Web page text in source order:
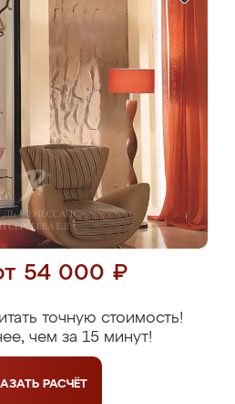
54 000 ₽
точную стоимость!
чем за 15 минут!
РАСЧЁТ